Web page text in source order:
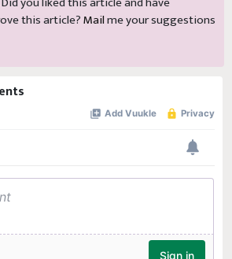
this article?Mailme your suggestions